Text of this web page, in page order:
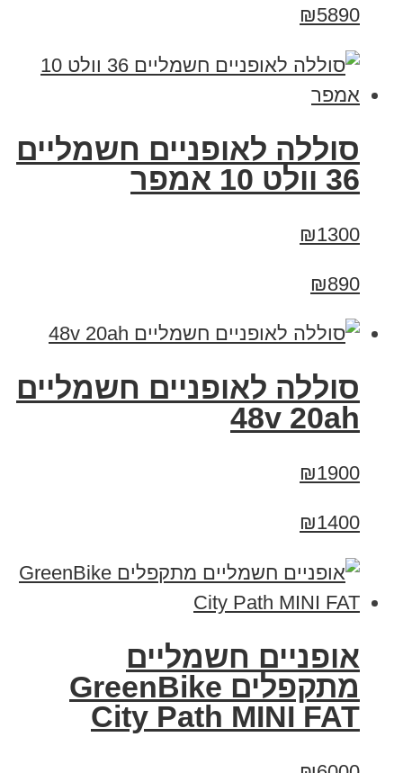
₪5890
סוללה לאופניים חשמליים
36 וולט 10 אמפר
₪1300
₪890
סוללה לאופניים חשמליים
48v 20ah
₪1900
₪1400
אופניים חשמליים
‏מתקפלים GreenBike
City Path MINI FAT